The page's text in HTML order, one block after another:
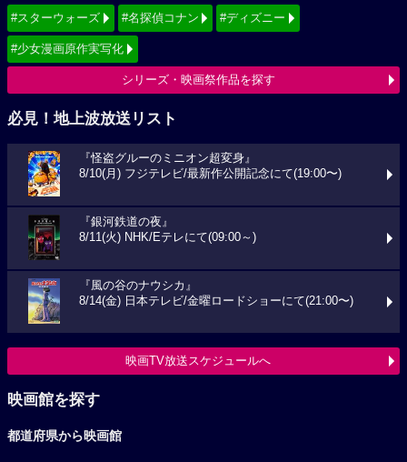
#スターウォーズ #名探偵コナン #ディズニー
#少女漫画原作実写化
シリーズ・映画祭作品を探す
必見！地上波放送リスト
『怪盗グルーのミニオン超変身』
8/10(月) フジテレビ/最新作公開記念にて(19:00〜)
『銀河鉄道の夜』
8/11(火) NHK/Eテレにて(09:00～)
『風の谷のナウシカ』
8/14(金) 日本テレビ/金曜ロードショーにて(21:00〜)
映画TV放送スケジュールへ
映画館を探す
都道府県から映画館